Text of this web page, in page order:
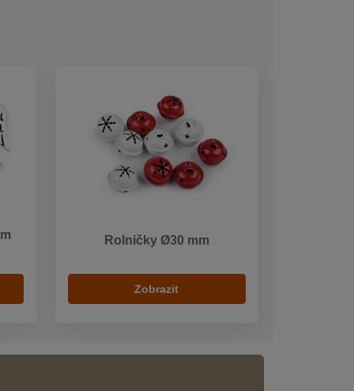
Rolničky Ø30 mm
Zobrazit